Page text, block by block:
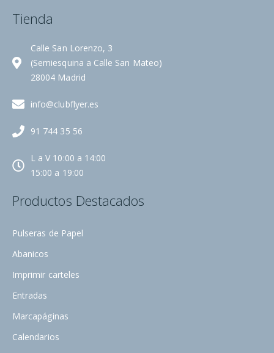
Tienda
Calle San Lorenzo, 3
(Semiesquina a Calle San Mateo)
28004 Madrid
info@clubflyer.es
91 744 35 56
L a V 10:00 a 14:00
15:00 a 19:00
Productos Destacados
Pulseras de Papel
Abanicos
Imprimir carteles
Entradas
Marcapáginas
Calendarios